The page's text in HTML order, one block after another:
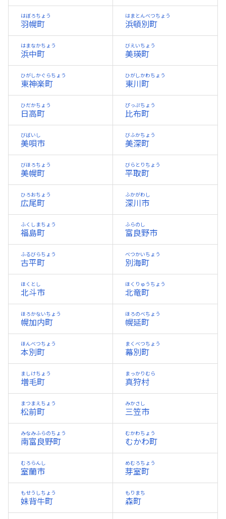
羽幌町
はぼろちょう
浜頓別町
はまとんべつちょう
浜中町
はまなかちょう
美瑛町
びえいちょう
東神楽町
ひがしかぐらちょう
東川町
ひがしかわちょう
日高町
ひだかちょう
比布町
ぴっぷちょう
美唄市
びばいし
美深町
びふかちょう
美幌町
びほろちょう
平取町
びらとりちょう
広尾町
ひろおちょう
深川市
ふかがわし
福島町
ふくしまちょう
富良野市
ふらのし
古平町
ふるびらちょう
別海町
べつかいちょう
北斗市
ほくとし
北竜町
ほくりゅうちょう
幌加内町
ほろかないちょう
幌延町
ほろのべちょう
本別町
ほんべつちょう
幕別町
まくべつちょう
増毛町
ましけちょう
真狩村
まっかりむら
松前町
まつまえちょう
三笠市
みかさし
南富良野町
みなみふらのちょう
むかわ町
むかわちょう
室蘭市
むろらんし
芽室町
めむろちょう
妹背牛町
もせうしちょう
森町
もりまち